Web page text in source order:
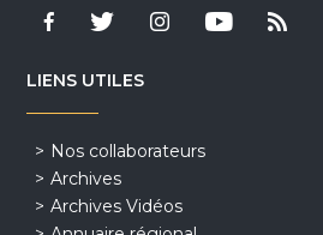
LIENS UTILES
Nos collaborateurs
Archives
Archives Vidéos